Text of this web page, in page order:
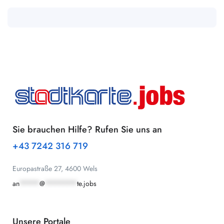
Sie brauchen Hilfe? Rufen Sie uns an
+43 7242 316 719
Europastraße 27, 4600 Wels
an
@ te.jobs